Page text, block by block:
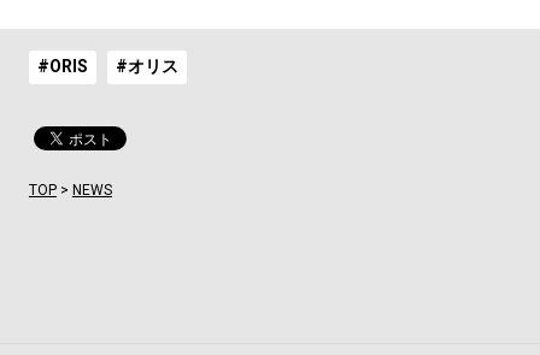
#ORIS #オリス
TOP> NEWS